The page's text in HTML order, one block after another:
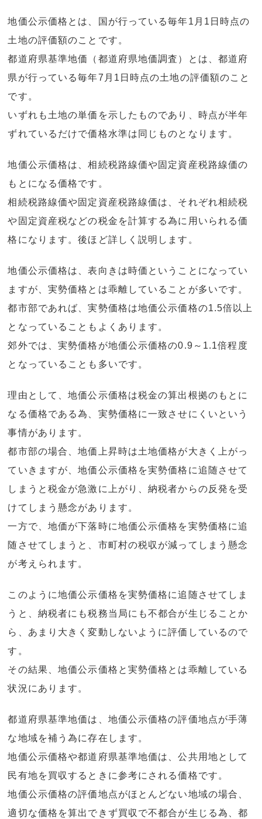
地価公示価格とは、国が行っている毎年1月1日時点の
土地の評価額のことです。
都道府県基準地価（都道府県地価調査）とは、都道府
県が行っている毎年7月1日時点の土地の評価額のこと
です。
いずれも土地の単価を示したものであり、時点が半年
ずれているだけで価格水準は同じものとなります。
地価公示価格は、相続税路線価や固定資産税路線価の
もとになる価格です。
相続税路線価や固定資産税路線価は、それぞれ相続税
や固定資産税などの税金を計算する為に用いられる価
格になります。後ほど詳しく説明します。
地価公示価格は、表向きは時価ということになってい
ますが、実勢価格とは乖離していることが多いです。
都市部であれば、実勢価格は地価公示価格の1.5倍以上
となっていることもよくあります。
郊外では、実勢価格が地価公示価格の0.9～1.1倍程度
となっていることも多いです。
理由として、地価公示価格は税金の算出根拠のもとに
なる価格である為、実勢価格に一致させにくいという
事情があります。
都市部の場合、地価上昇時は土地価格が大きく上がっ
ていきますが、地価公示価格を実勢価格に追随させて
しまうと税金が急激に上がり、納税者からの反発を受
けてしまう懸念があります。
一方で、地価が下落時に地価公示価格を実勢価格に追
随させてしまうと、市町村の税収が減ってしまう懸念
が考えられます。
このように地価公示価格を実勢価格に追随させてしま
うと、納税者にも税務当局にも不都合が生じることか
ら、あまり大きく変動しないように評価しているので
す。
その結果、地価公示価格と実勢価格とは乖離している
状況にあります。
都道府県基準地価は、地価公示価格の評価地点が手薄
な地域を補う為に存在します。
地価公示価格や都道府県基準地価は、公共用地として
民有地を買収するときに参考にされる価格です。
地価公示価格の評価地点がほとんどない地域の場合、
適切な価格を算出できず買収で不都合が生じる為、都